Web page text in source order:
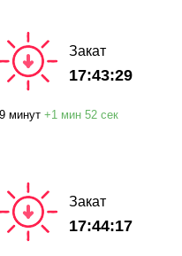
Закат
17:43:29
минут +1 мин 52 сек
Закат
17:44:17